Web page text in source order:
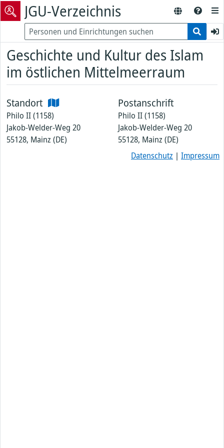
JGU-Verzeichnis
Geschichte und Kultur des Islam
im östlichen Mittelmeerraum
Standort
Philo II (1158)
Jakob-Welder-Weg 20
55128, Mainz (DE)
Postanschrift
Philo II (1158)
Jakob-Welder-Weg 20
55128, Mainz (DE)
Datenschutz | Impressum